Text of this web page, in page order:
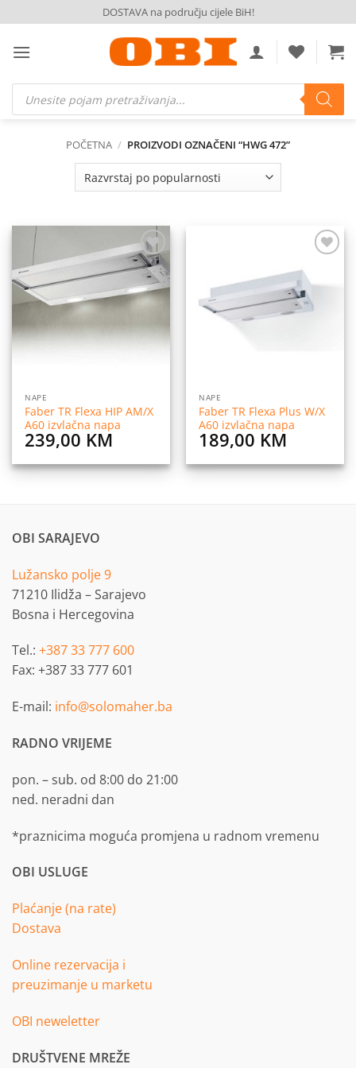
to
content
DOSTAVA na području cijele BiH!
Products
search
POČETNA / PROIZVODI OZNAČENI “HWG 472”
Dodaj
na
listu
želja
NAPE
Faber TR Flexa HIP AM/X
A60 izvlačna napa
239,00 KM
listu
NAPE
Faber TR Flexa Plus W/X
A60 izvlačna napa
189,00 KM
OBI SARAJEVO
Lužansko polje 9
71210 Ilidža – Sarajevo
Bosna i Hercegovina
Tel.: +387 33 777 600
Fax: +387 33 777 601
E-mail: info@solomaher.ba
RADNO VRIJEME
pon. – sub. od 8:00 do 21:00
ned. neradni dan
*praznicima moguća promjena u radnom vremenu
OBI USLUGE
Plaćanje (na rate)
Dostava
Online rezervacija i
preuzimanje u marketu
OBI neweletter
DRUŠTVENE MREŽE